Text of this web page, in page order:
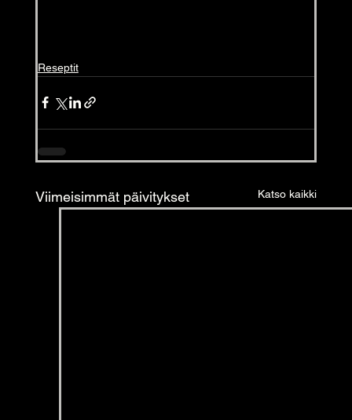
Reseptit
Viimeisimmät päivitykset Katso kaikki